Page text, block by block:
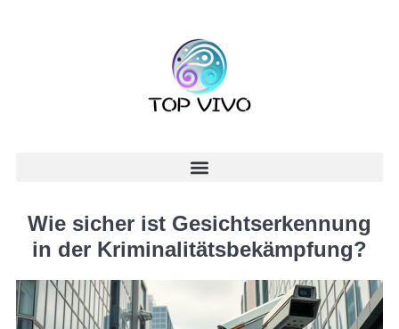
Wie sicher ist Gesichtserkennung
in der Kriminalitätsbekämpfung?